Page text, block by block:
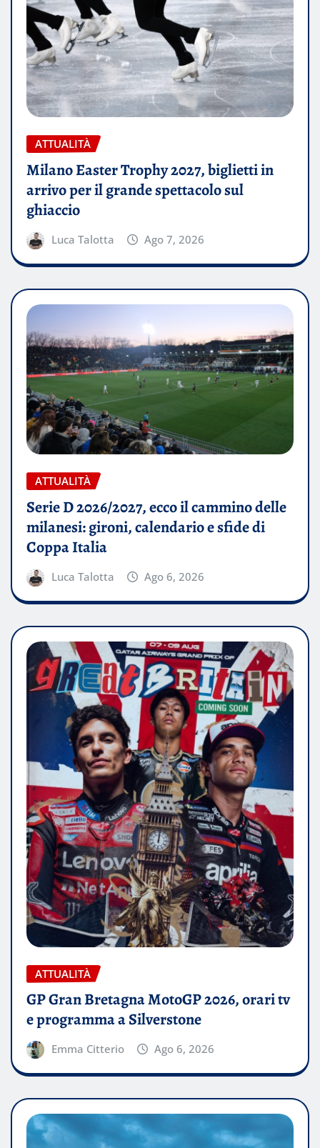
ATTUALITÀ
Milano Easter Trophy 2027, biglietti in
arrivo per il grande spettacolo sul
ghiaccio
Luca Talotta Ago 7, 2026
ATTUALITÀ
Serie D 2026/2027, ecco il cammino delle
milanesi: gironi, calendario e sfide di
Coppa Italia
Luca Talotta Ago 6, 2026
ATTUALITÀ
GP Gran Bretagna MotoGP 2026, orari tv
e programma a Silverstone
Emma Citterio Ago 6, 2026